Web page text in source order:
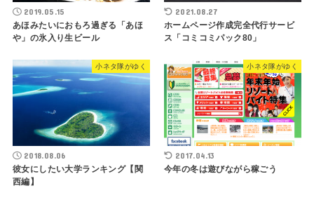
2019.05.15
あほみたいにおもろ過ぎる「あほ
や」の氷入り生ビール
2021.08.27
ホームページ作成完全代行サービ
ス「コミコミパック80」
小ネタ隊がゆく
2018.08.06
彼女にしたい大学ランキング【関
西編】
小ネタ隊がゆく
2017.04.13
今年の冬は遊びながら稼ごう